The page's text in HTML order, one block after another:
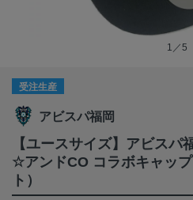
1／5
受注生産
アビスパ福岡
【ユースサイズ】アビス
☆アンドCO コラボキャッ
ト）